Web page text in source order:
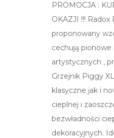
PROMOCJA :
OKAZJI !!!
proponowany
cechują pionowe
artystycznych ,
Grzejnik Piggy
klasyczne jak i
cieplnej i
bezwładności
dekoracyjnych.